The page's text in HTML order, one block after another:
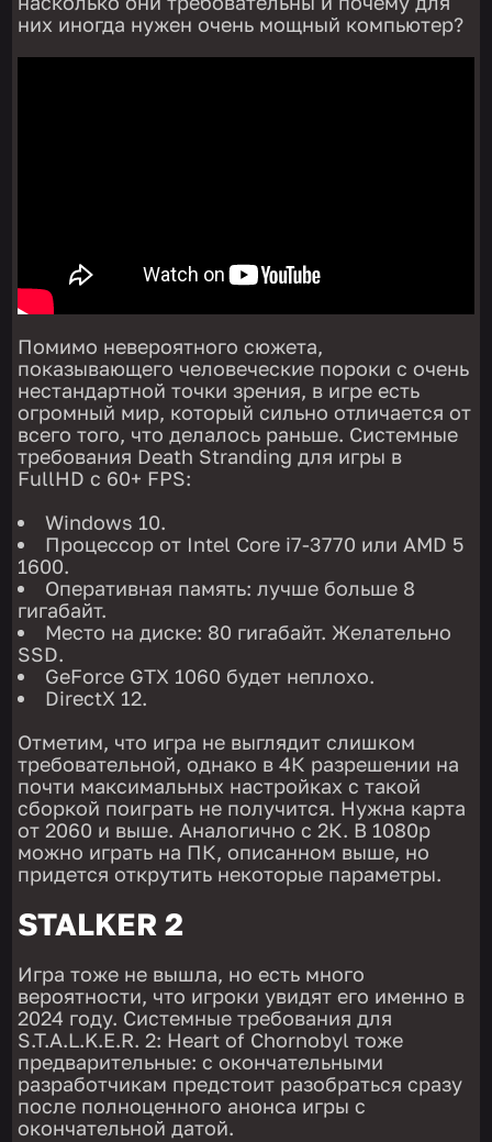
них иногда нужен очень мощный компьютер?
Помимо невероятного сюжета,
показывающего человеческие пороки с очень
нестандартной точки зрения, в игре есть
огромный мир, который сильно отличается от
всего того, что делалось раньше. Системные
требования Death Stranding для игры в
FullHD с 60+ FPS:
Windows 10.
Процессор от Intel Core i7-3770 или AMD 5
1600.
Оперативная память: лучше больше 8
гигабайт.
Место на диске: 80 гигабайт. Желательно
SSD.
GeForce GTX 1060 будет неплохо.
DirectX 12.
Отметим, что игра не выглядит слишком
требовательной, однако в 4К разрешении на
почти максимальных настройках с такой
сборкой поиграть не получится. Нужна карта
от 2060 и выше. Аналогично с 2К. В 1080p
можно играть на ПК, описанном выше, но
придется открутить некоторые параметры.
STALKER 2
Игра тоже не вышла, но есть много
вероятности, что игроки увидят его именно в
2024 году. Системные требования для
S.T.A.L.K.E.R. 2: Heart of Chornobyl тоже
предварительные: с окончательными
разработчикам предстоит разобраться сразу
после полноценного анонса игры с
окончательной датой.